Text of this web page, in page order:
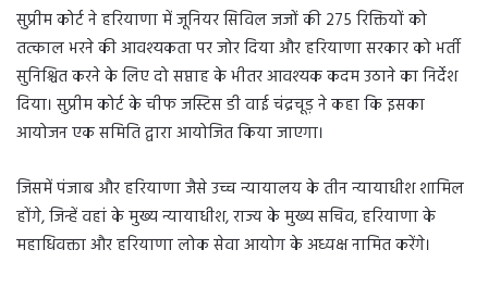
सुप्रीम कोर्ट ने हरियाणा में जूनियर सिविल जजों की 275 रिक्तियों को
तत्काल भरने की आवश्यकता पर जोर दिया और हरियाणा सरकार को भर्ती
सुनिश्चित करने के लिए दो सप्ताह के भीतर आवश्यक कदम उठाने का निर्देश
दिया। सुप्रीम कोर्ट के चीफ जस्टिस डी वाई चंद्रचूड़ ने कहा कि इसका
आयोजन एक समिति द्वारा आयोजित किया जाएगा।
जिसमें पंजाब और हरियाणा जैसे उच्च न्यायालय के तीन न्यायाधीश शामिल
होंगे, जिन्हें वहां के मुख्य न्यायाधीश, राज्य के मुख्य सचिव, हरियाणा के
महाधिवक्ता और हरियाणा लोक सेवा आयोग के अध्यक्ष नामित करेंगे।